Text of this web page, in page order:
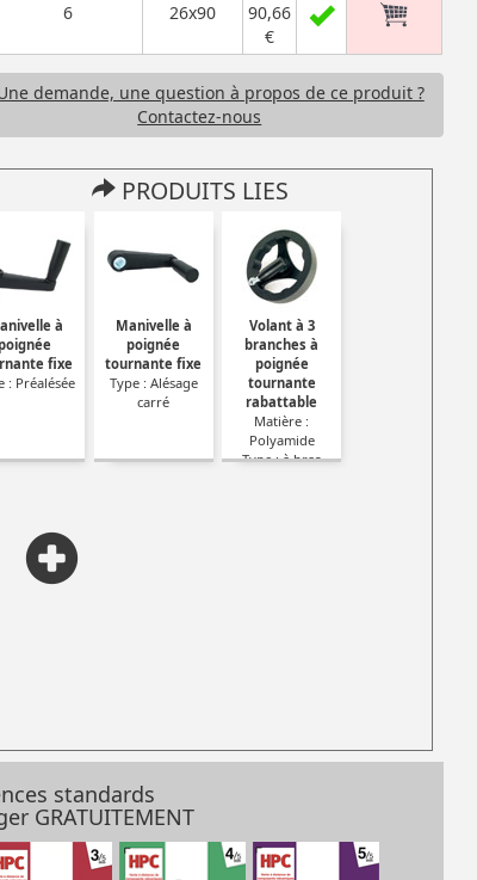
6 26x90
90,66
€
demande, une question à propos de ce produit ?
Contactez-nous
PRODUITS LIES
à
fixe
: Préalésée
Manivelle à
poignée
tournante fixe
Type : Alésage
carré
Volant à 3
branches à
poignée
tournante
rabattable
Matière :
Polyamide
Type : à bras
standards
GRATUITEMENT